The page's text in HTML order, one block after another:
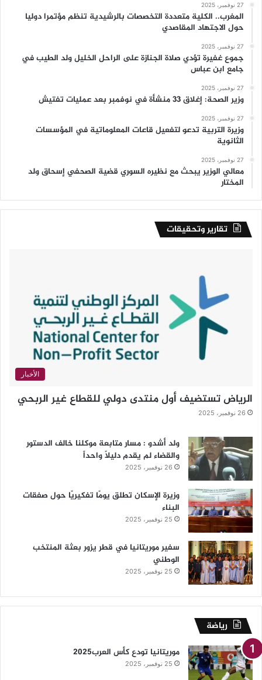
27 نوفمبر، 2025
المغرب.. الكلية متعددة التخصصات بالرشيدية تنظم مؤتمرا دوليا
حول الاجتهاد المقاصدي
27 نوفمبر، 2025
جموع غفيرة تؤدي صلاة الجنازة على الراحل الخليل ولد الطيب في
جامع ابن عباس
27 نوفمبر، 2025
وزير الصحة: إغلاق 33 منشأة في نوفمبر بعد عمليات تفتيش
27 نوفمبر، 2025
وزيرة التربية تدعو لتفعيل قاعات المعلوماتية في المؤسسات
الثانوية
27 نوفمبر، 2025
معالي الوزير يبحث مع نظيره السوري قضية الصحفي إسحاق ولد
المختار
تقارير وتحقيقات
الأخبار
الرياض تستضيف أول منتدى دولي للقطاع غير الربحي
26 نوفمبر، 2025
ولد أشدو : مسار متابعة موكلنا خالف الدستور
والقضاء لم يقدم دليلاً واحداً
26 نوفمبر، 2025
وزيرة الإسكان تطلق يومًا تفكيريًا حول صفقات
البناء
25 نوفمبر، 2025
سفير موريتانيا في قطر يزور بعثة المنتخب
الوطني
25 نوفمبر، 2025
رياضة
موريتانيا تودع كأس العرب2025
25 نوفمبر، 2025